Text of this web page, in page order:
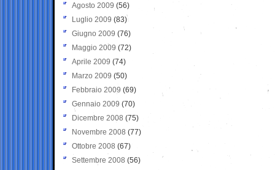
Agosto 2009 (56)
Luglio 2009 (83)
Giugno 2009 (76)
Maggio 2009 (72)
Aprile 2009 (74)
Marzo 2009 (50)
Febbraio 2009 (69)
Gennaio 2009 (70)
Dicembre 2008 (75)
Novembre 2008 (77)
Ottobre 2008 (67)
Settembre 2008 (56)